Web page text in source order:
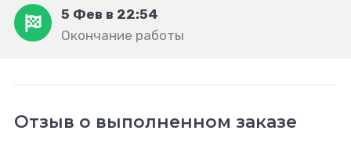
5 Фев в 22:54
Окончание работы
Отзыв о выполненном заказе